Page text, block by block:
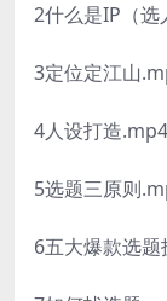
2什么是IP（
3定位定江山
4人设打造.mp4
5选题三原则
6五大爆款选